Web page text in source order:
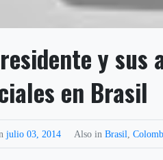
y sus
en Brasil
julio 03, 2014 Also inBrasil ,